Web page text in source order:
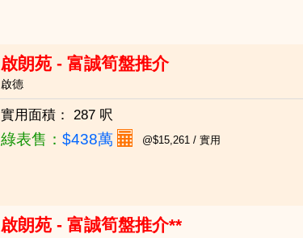
啟朗苑 - 富誠筍盤推介
啟德
實用面積： 287 呎
綠表售： $438萬 @$15,261 / 實用
啟朗苑 - 富誠筍盤推介**